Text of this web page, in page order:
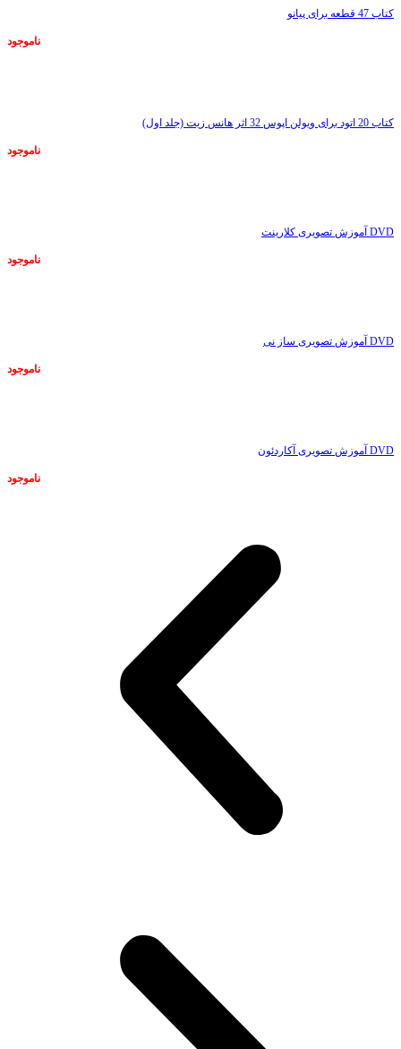
کتاب 47 قطعه برای پیانو
ناموجود
کتاب 20 اتود برای ویولن اپوس 32 اثر هانس زیت (جلد اول)
ناموجود
DVD آموزش تصویری کلارینت
ناموجود
DVD آموزش تصویری ساز نی
ناموجود
DVD آموزش تصویری آکاردئون
ناموجود